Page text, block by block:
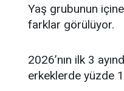
Yaş grubunun
farklar görülüyor.
2026’nın ilk 3
erkeklerde yüzde